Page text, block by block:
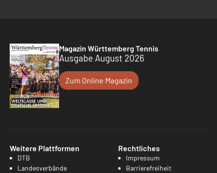
Magazin Württemberg Tennis
Ausgabe August 2026
Zum Online Magazin
Weitere Plattformen
DTB
Landesverbände
Rechtliches
Impressum
Barrierefreiheit